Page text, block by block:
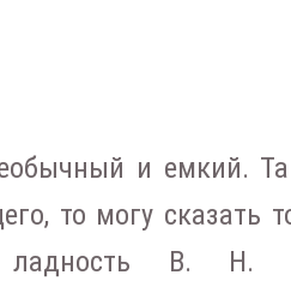
и емкий.
то могу сказать
ладность В. Н.